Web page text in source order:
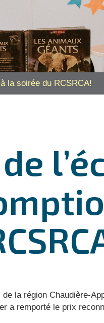
la soirée du RCSRCA!
la région Chaudière-
a remporté le prix